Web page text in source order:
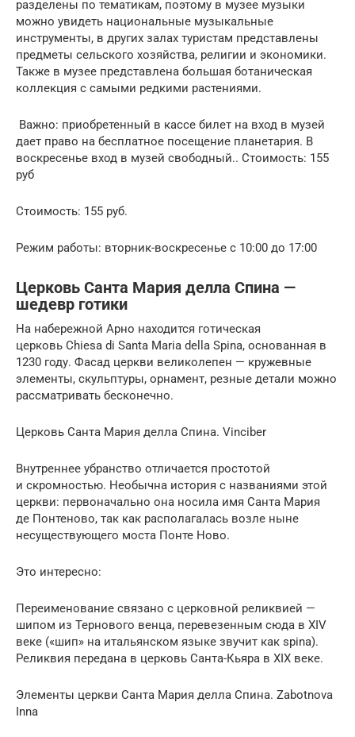
разделены по тематикам, поэтому в музее музыки
можно увидеть национальные музыкальные
инструменты, в других залах туристам представлены
предметы сельского хозяйства, религии и экономики.
Также в музее представлена большая ботаническая
коллекция с самыми редкими растениями.
Важно: приобретенный в кассе билет на вход в музей
дает право на бесплатное посещение планетария. В
воскресенье вход в музей свободный.. Стоимость: 155
руб
Стоимость: 155 руб.
Режим работы: вторник-воскресенье с 10:00 до 17:00
Церковь Санта Мария делла Спина —
шедевр готики
На набережной Арно находится готическая
церковь Chiesa di Santa Maria della Spina, основанная в
1230 году. Фасад церкви великолепен — кружевные
элементы, скульптуры, орнамент, резные детали можно
рассматривать бесконечно.
Церковь Санта Мария делла Спина. Vinciber
Внутреннее убранство отличается простотой
и скромностью. Необычна история с названиями этой
церкви: первоначально она носила имя Санта Мария
де Понтеново, так как располагалась возле ныне
несуществующего моста Понте Ново.
Это интересно:
Переименование связано с церковной реликвией —
шипом из Тернового венца, перевезенным сюда в XIV
веке («шип» на итальянском языке звучит как spina).
Реликвия передана в церковь Санта-Кьяра в XIX веке.
Элементы церкви Санта Мария делла Спина. Zabotnova
Inna